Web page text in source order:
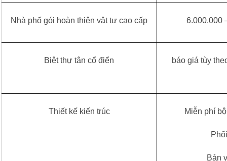
Nhà phố gói hoàn thiện vật tư cao cấp 6.000.000
Biệt thự tân cổ điển
Thiết kế kiến trúc Miễn phí
Bản